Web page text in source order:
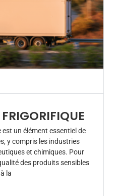
un élément essentiel de
y compris les industries
et chimiques. Pour
des produits sensibles
à la